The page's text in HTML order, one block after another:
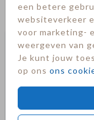
een betere
websiteverkeer
voor marketing-
weergeven van
Je kunt jouw
op ons ons
Deze kaarten
Save